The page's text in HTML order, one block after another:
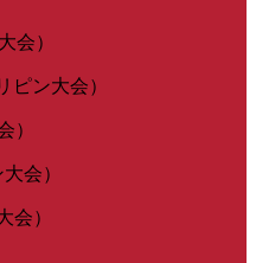
会）
ピン大会）
）
会）
会）